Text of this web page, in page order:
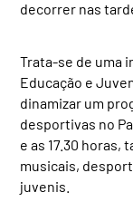
decorrer nas
Trata-se de uma
Educação e
dinamizar um
desportivas no
e as 17.30
musicais,
juvenis.